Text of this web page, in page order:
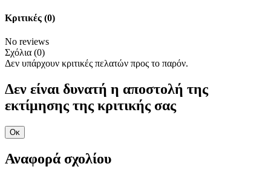
Κριτικές (0)
No reviews
Σχόλια (0)
Δεν υπάρχουν κριτικές πελατών προς το παρόν.
Δεν είναι δυνατή η αποστολή της
εκτίμησης της κριτικής σας
Οκ
Αναφορά σχολίου